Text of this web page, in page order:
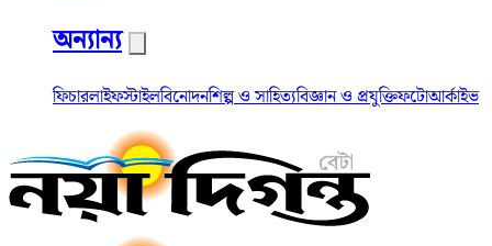
অন্যান্য
ফিচারলাইফস্টাইলবিনোদনশিল্প ও সাহিত্যবিজ্ঞান ও প্রযুক্তিফটোআর্কাইভ